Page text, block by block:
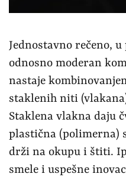
Jednostavno rečeno,
odnosno moderan
nastaje
staklenih niti
Staklena vlakna daju
plastična (polimerna)
drži na okupu i štiti.
smele i uspešne